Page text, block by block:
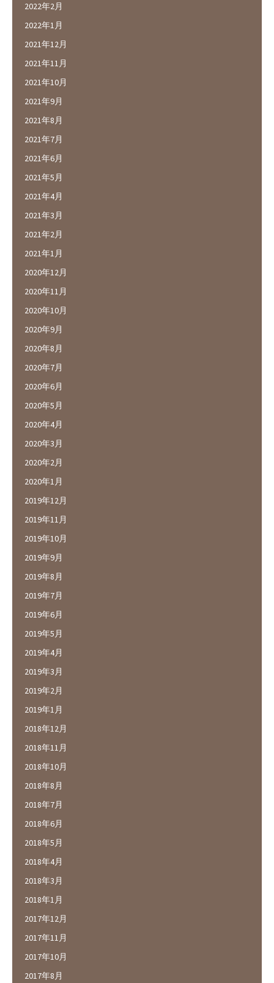
2022年2月
2022年1月
2021年12月
2021年11月
2021年10月
2021年9月
2021年8月
2021年7月
2021年6月
2021年5月
2021年4月
2021年3月
2021年2月
2021年1月
2020年12月
2020年11月
2020年10月
2020年9月
2020年8月
2020年7月
2020年6月
2020年5月
2020年4月
2020年3月
2020年2月
2020年1月
2019年12月
2019年11月
2019年10月
2019年9月
2019年8月
2019年7月
2019年6月
2019年5月
2019年4月
2019年3月
2019年2月
2019年1月
2018年12月
2018年11月
2018年10月
2018年8月
2018年7月
2018年6月
2018年5月
2018年4月
2018年3月
2018年1月
2017年12月
2017年11月
2017年10月
2017年8月